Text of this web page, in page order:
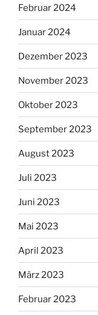
Februar 2024
Januar 2024
Dezember 2023
November 2023
Oktober 2023
September 2023
August 2023
Juli 2023
Juni 2023
Mai 2023
April 2023
März 2023
Februar 2023